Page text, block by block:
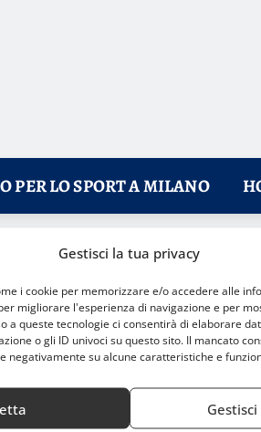
Gestisci la tua privacy
i cookie per memorizzare e/o accedere alle
migliorare l'esperienza di navigazione e per
a queste tecnologie ci consentirà di elaborare
o gli ID univoci su questo sito. Il mancato
negativamente su alcune caratteristiche e
LO SPORT A MILANO